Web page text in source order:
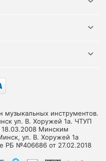
музыкальных инструментов.
ул. В. Хоружей 1а. ЧТУП
18.03.2008 Минским
ул. В. Хоружей 1а
РБ №406686 от 27.02.2018